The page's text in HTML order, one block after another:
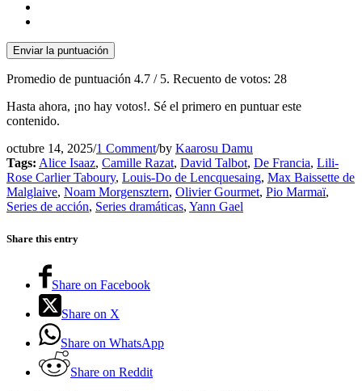
Enviar la puntuación
Promedio de puntuación 4.7 / 5. Recuento de votos: 28
Hasta ahora, ¡no hay votos!. Sé el primero en puntuar este
contenido.
octubre 14, 2025/1 Comment/by Kaarosu Damu
Tags: Alice Isaaz, Camille Razat, David Talbot, De Francia, Lili-
Rose Carlier Taboury, Louis-Do de Lencquesaing, Max Baissette de
Malglaive, Noam Morgensztern, Olivier Gourmet, Pio Marmaï,
Series de acción, Series dramáticas, Yann Gael
Share this entry
Share on Facebook
Share on X
Share on WhatsApp
Share on Reddit